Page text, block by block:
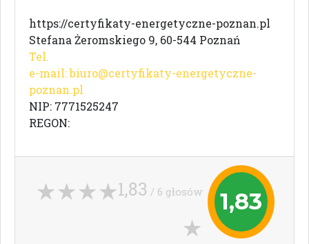
https://certyfikaty-energetyczne-poznan.pl
Stefana Żeromskiego 9, 60-544 Poznań
Tel.
e-mail:biuro@certyfikaty-energetyczne-
poznan.pl
NIP: 7771525247
REGON:
1,83
1,83 / 6 głosów